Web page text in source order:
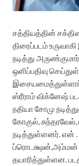
சத்தியத்தின்
திரைப்படம்
நடித்து
ஒளிப்பதிவு
ஸ்ரீராம் விக்னேஷ்
நதியா சோமு
கோகுல்,
நடித்துள்ளனர். என் .
ப்ரொடக்ஷன்,அம்மன்
தயாரித்துள்ளன.